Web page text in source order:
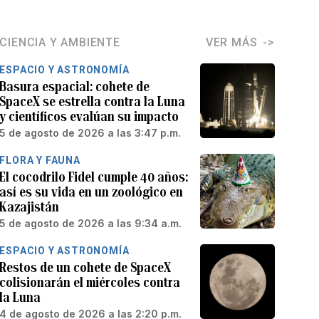
CIENCIA Y AMBIENTE VER MÁS
ESPACIO Y ASTRONOMÍA
Basura espacial: cohete de
SpaceX se estrella contra la Luna
y científicos evalúan su impacto
5 de agosto de 2026 a las 3:47 p.m.
FLORA Y FAUNA
El cocodrilo Fidel cumple 40 años:
así es su vida en un zoológico en
Kazajistán
5 de agosto de 2026 a las 9:34 a.m.
ESPACIO Y ASTRONOMÍA
Restos de un cohete de SpaceX
colisionarán el miércoles contra
la Luna
4 de agosto de 2026 a las 2:20 p.m.